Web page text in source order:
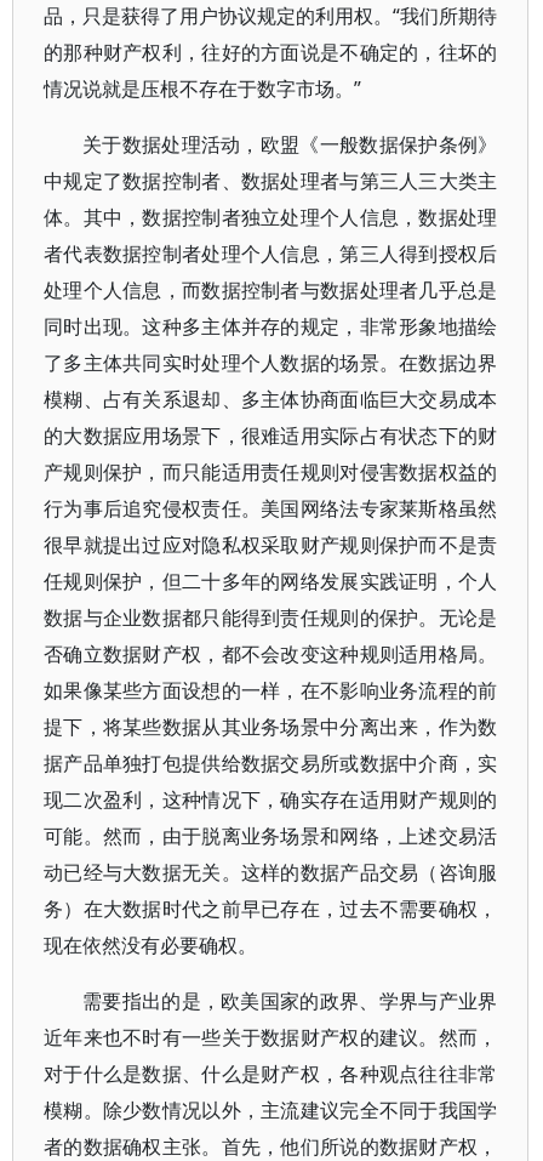
品，只是获得了用户协议规定的利用权。“我们所期待
的那种财产权利，往好的方面说是不确定的，往坏的
情况说就是压根不存在于数字市场。”
关于数据处理活动，欧盟《一般数据保护条例》
中规定了数据控制者、数据处理者与第三人三大类主
体。其中，数据控制者独立处理个人信息，数据处理
者代表数据控制者处理个人信息，第三人得到授权后
处理个人信息，而数据控制者与数据处理者几乎总是
同时出现。这种多主体并存的规定，非常形象地描绘
了多主体共同实时处理个人数据的场景。在数据边界
模糊、占有关系退却、多主体协商面临巨大交易成本
的大数据应用场景下，很难适用实际占有状态下的财
产规则保护，而只能适用责任规则对侵害数据权益的
行为事后追究侵权责任。美国网络法专家莱斯格虽然
很早就提出过应对隐私权采取财产规则保护而不是责
任规则保护，但二十多年的网络发展实践证明，个人
数据与企业数据都只能得到责任规则的保护。无论是
否确立数据财产权，都不会改变这种规则适用格局。
如果像某些方面设想的一样，在不影响业务流程的前
提下，将某些数据从其业务场景中分离出来，作为数
据产品单独打包提供给数据交易所或数据中介商，实
现二次盈利，这种情况下，确实存在适用财产规则的
可能。然而，由于脱离业务场景和网络，上述交易活
动已经与大数据无关。这样的数据产品交易（咨询服
务）在大数据时代之前早已存在，过去不需要确权，
现在依然没有必要确权。
需要指出的是，欧美国家的政界、学界与产业界
近年来也不时有一些关于数据财产权的建议。然而，
对于什么是数据、什么是财产权，各种观点往往非常
模糊。除少数情况以外，主流建议完全不同于我国学
者的数据确权主张。首先，他们所说的数据财产权，